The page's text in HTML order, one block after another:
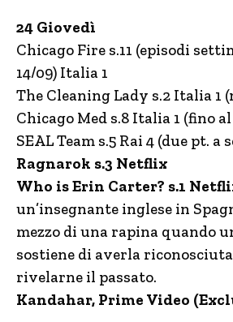
24 Giovedì
Chicago Fire s.11 (episodi
14/09) Italia 1
The Cleaning Lady s.2 Italia 1
Chicago Med s.8 Italia 1 (fino al
SEAL Team s.5 Rai 4 (due pt. a
Ragnarok s.3 Netflix
Who is Erin Carter? s.1
un’insegnante inglese in
mezzo di una rapina quando
sostiene di averla
rivelarne il passato.
Kandahar, Prime Video